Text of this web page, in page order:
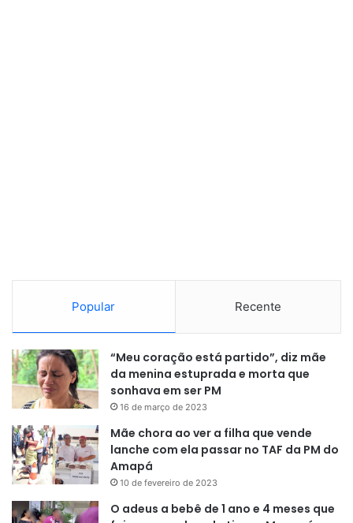
Popular Recente
“Meu coração está partido”, diz mãe
da menina estuprada e morta que
sonhava em ser PM
16 de março de 2023
Mãe chora ao ver a filha que vende
lanche com ela passar no TAF da PM do
Amapá
10 de fevereiro de 2023
O adeus a bebê de 1 ano e 4 meses que